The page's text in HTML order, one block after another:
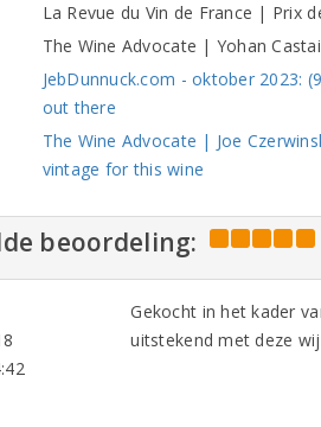
La Revue du Vin de France | Prix
The Wine Advocate | Yohan
JebDunnuck.com - oktober 2023:
out there
The Wine Advocate | Joe
vintage for this wine
beoordeling:
Gekocht in het kader
uitstekend met deze